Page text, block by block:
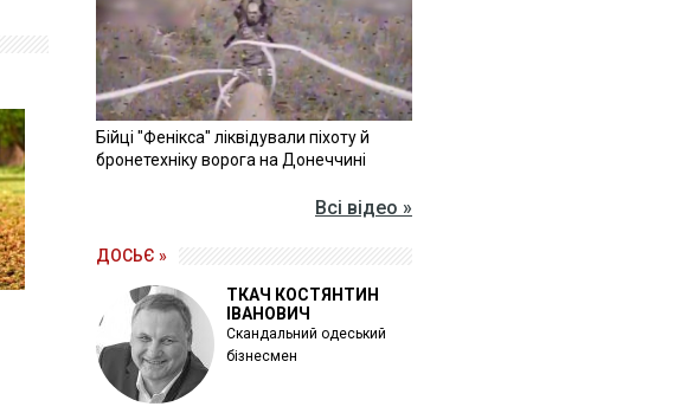
Бійці "Фенікса" ліквідували піхоту й
бронетехніку ворога на Донеччині
Всі відео »
ДОСЬЄ »
ТКАЧ КОСТЯНТИН
ІВАНОВИЧ
Скандальний одеський
бізнесмен